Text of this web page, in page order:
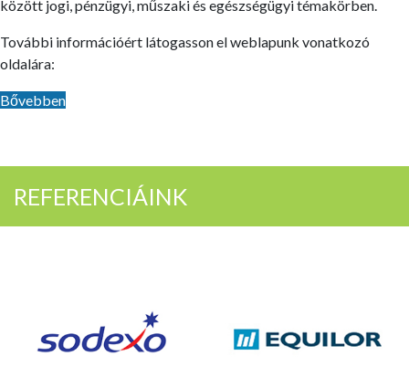
között jogi, pénzügyi, műszaki és egészségügyi témakörben.
További információért látogasson el weblapunk vonatkozó
oldalára:
Bővebben
REFERENCIÁINK